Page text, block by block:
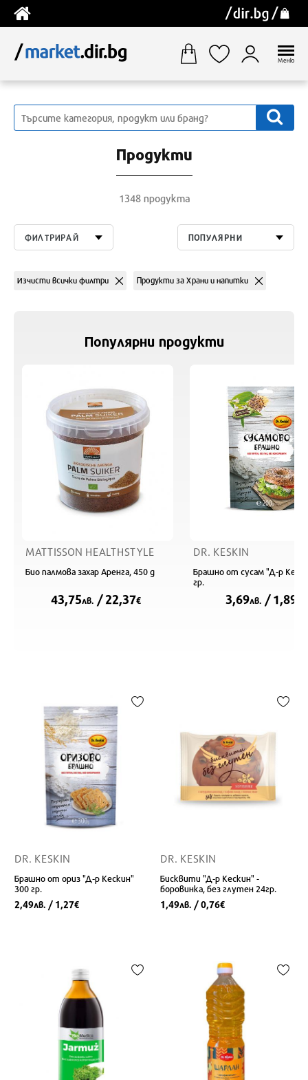
Меню
Продукти
1348 продукта
ФИЛТРИРАЙ ПОПУЛЯРНИ
Изчисти всички филтри Продукти за Храни и напитки
Популярни продукти
MATTISSON HEALTHSTYLE
Био палмова захар Аренга, 450 g
43,75лв./ 22,37€
DR. KESKIN
Брашно от сусам "Д-р
гр.
3,69лв./ 1,89
DR. KESKIN
Брашно от ориз "Д-р Кескин"
300 гр.
2,49лв. / 1,27€
DR. KESKIN
Бисквити "Д-р Кескин" -
боровинка, без глутен 24гр.
1,49лв. / 0,76€